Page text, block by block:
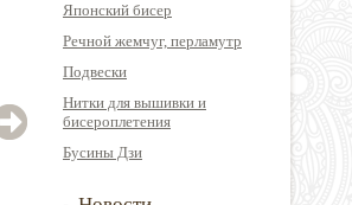
Японский бисер
Речной жемчуг, перламутр
Подвески
Нитки для вышивки и
бисероплетения
Бусины Дзи